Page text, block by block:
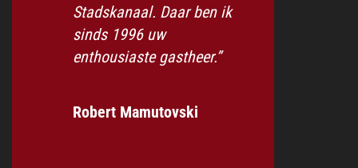
Stadskanaal. Daar ben ik
sinds 1996 uw
enthousiaste gastheer.”
Robert Mamutovski